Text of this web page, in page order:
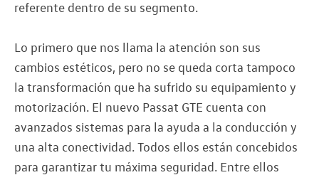
referente dentro de su segmento.
Lo primero que nos llama la atención son sus
cambios estéticos, pero no se queda corta tampoco
la transformación que ha sufrido su equipamiento y
motorización. El nuevo Passat GTE cuenta con
avanzados sistemas para la ayuda a la conducción y
una alta conectividad. Todos ellos están concebidos
para garantizar tu máxima seguridad. Entre ellos